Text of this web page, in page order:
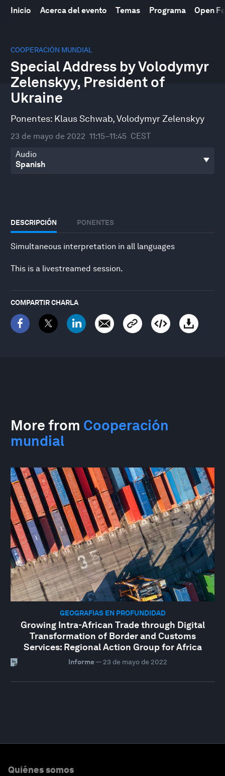
Inicio Acerca del evento Temas Programa Open
COOPERACIÓN MUNDIAL
Special Address by Volodymyr
Zelenskyy, President of
Ukraine
Ponentes: Klaus Schwab,Volodymyr Zelenskyy
23 de mayo de 2022 11:15–11:45 CEST
Audio
DESCRIPCIÓN PONENTES
Simultaneous interpretation in all languages
This is a livestreamed session.
COMPARTIR CHARLA
More from Cooperación
mundial
GEOGRAFÍAS EN PROFUNDIDAD
Growing Intra-African Trade through Digital
Transformation of Border and Customs
Services: Regional Action Group for Africa
Informe— 23 de mayo de 2022
seconds
36
minutes,
1
second
Quiénes somos